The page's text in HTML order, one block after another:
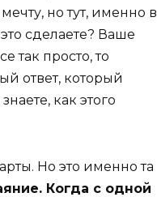
но тут, именно в
сделаете? Ваше
так просто, то
ответ, который
как этого
Но это именно та
Когда с одной